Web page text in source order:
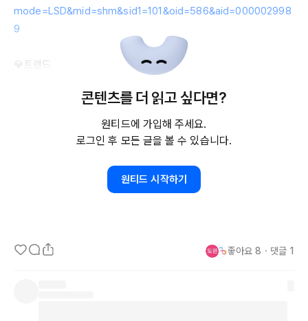
mode=LSD&mid=shm&sid1=101&oid=586&aid=000002998
9
💎트렌드
https://news.v.daum.net/v/20211015000222024?
fbclid=IwAR2bH5NxD-E65e67FZaBsPviTiLINO3C1jard-
FMnhlm8O28hdvtWGtSxw4
OECD 30위
콘텐츠를 더 읽고 싶다면?
원티드에 가입해 주세요.
로그인 후 모든 글을 볼 수 있습니다.
원티드 시작하기
좋아요 8 ・ 댓글 1